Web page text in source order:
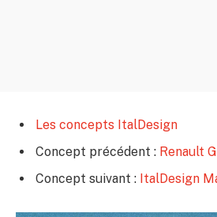
Les concepts ItalDesign
Concept précédent : Renault
Concept suivant : ItalDesign